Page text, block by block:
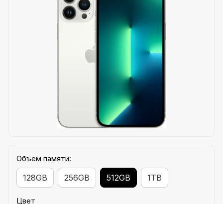
Объем памяти:
128GB 256GB 512GB 1TB
Цвет